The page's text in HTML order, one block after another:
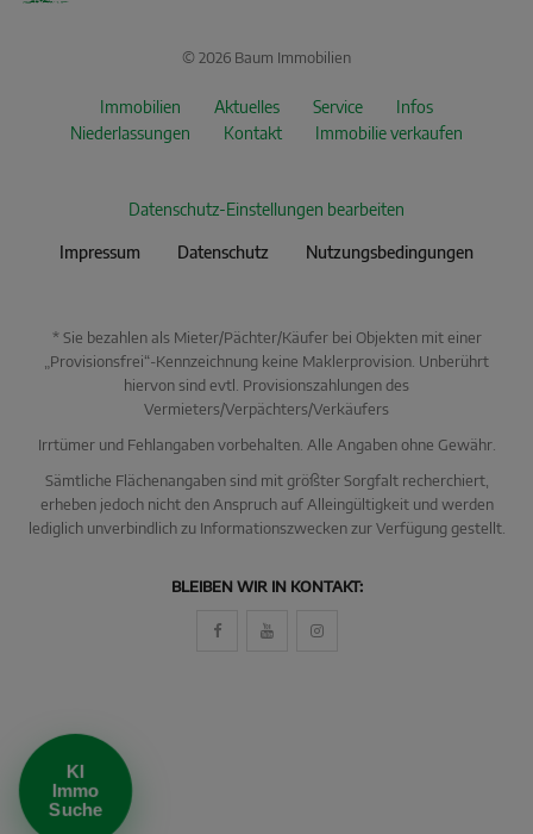
KI
Immo
Suche
Beschreiben Sie kurz, was Sie suchen.
© 2026 Baum Immobilien
Immobilien Aktuelles Service
Infos
Niederlassungen
Kontakt Immobilie verkaufen
Datenschutz-Einstellungen bearbeiten
Impressum Datenschutz Nutzungsbedingungen
* Sie bezahlen als Mieter/Pächter/Käufer bei Objekten mit einer
„Provisionsfrei“-Kennzeichnung keine Maklerprovision. Unberührt
hiervon sind evtl. Provisionszahlungen des
Vermieters/Verpächters/Verkäufers
Irrtümer und Fehlangaben vorbehalten. Alle Angaben ohne Gewähr.
Sämtliche Flächenangaben sind mit größter Sorgfalt recherchiert,
erheben jedoch nicht den Anspruch auf Alleingültigkeit und werden
lediglich unverbindlich zu Informationszwecken zur Verfügung gestellt.
BLEIBEN WIR IN KONTAKT: